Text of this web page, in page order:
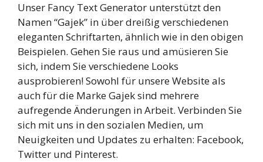
Unser Fancy Text Generator unterstützt den
Namen “Gajek” in über dreißig verschiedenen
eleganten Schriftarten, ähnlich wie in den obigen
Beispielen. Gehen Sie raus und amüsieren Sie
sich, indem Sie verschiedene Looks
ausprobieren! Sowohl für unsere Website als
auch für die Marke Gajek sind mehrere
aufregende Änderungen in Arbeit. Verbinden Sie
sich mit uns in den sozialen Medien, um
Neuigkeiten und Updates zu erhalten: Facebook,
Twitter und Pinterest.